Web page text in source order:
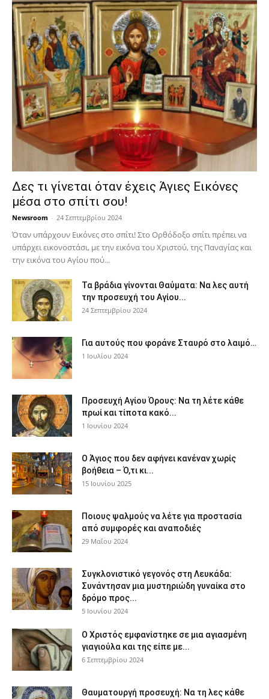
Δες τι γίνεται όταν έχεις Άγιες Εικόνες
μέσα στο σπίτι σου!
Newsroom - 24 Σεπτεμβρίου 2024
Όταν υπάρχουν Εικόνες στο σπίτι! Στο Ορθόδοξο σπίτι πρέπει να
υπάρχει εικονοστάσι, με την εικόνα του Χριστού, της Παν­αγίας και
την εικόνα του Αγίου πού...
Τα βράδια γίνονται Θαύματα: Να λες αυτή
την προσευχή του Αγίου...
24 Σεπτεμβρίου 2024
Για αυτούς που φοράνε Σταυρό στο λαιμό…
1 Ιουλίου 2024
Προσευχή Αγίου Όρους: Να τη λέτε κάθε
πρωί και τίποτα κακό...
1 Ιουνίου 2024
Ο Άγιος που δεν αφήνει κανέναν χωρίς
βοήθεια – Ό,τι κι...
15 Ιουνίου 2025
Ποιους ψαλμούς να λέτε για προστασία
από συμφορές και αναποδιές
29 Μαΐου 2024
Συγκλονιστικό γεγονός στη Λευκάδα:
Συνάντησαν μια μυστηριώδη γυναίκα στο
δρόμο προς...
5 Ιουνίου 2024
Ο Χριστός εμφανίστηκε σε μια αγιασμένη
γιαγιούλα και της είπε με...
6 Σεπτεμβρίου 2024
Θαυματουργή προσευχή: Να τη λες κάθε